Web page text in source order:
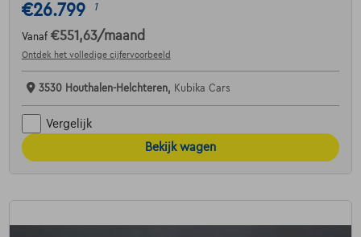
€26.799 1
Vanaf €551,63/maand
Ontdek het volledige cijfervoorbeeld
3530 Houthalen-Helchteren, Kubika Cars
Vergelijk
Bekijk wagen